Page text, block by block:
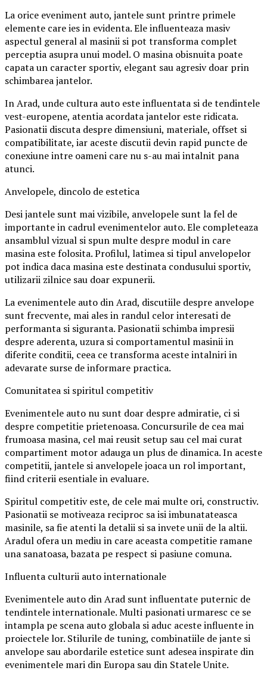
La orice eveniment auto, jantele sunt printre primele
elemente care ies in evidenta. Ele influenteaza masiv
aspectul general al masinii si pot transforma complet
perceptia asupra unui model. O masina obisnuita poate
capata un caracter sportiv, elegant sau agresiv doar prin
schimbarea jantelor.
In Arad, unde cultura auto este influentata si de tendintele
vest-europene, atentia acordata jantelor este ridicata.
Pasionatii discuta despre dimensiuni, materiale, offset si
compatibilitate, iar aceste discutii devin rapid puncte de
conexiune intre oameni care nu s-au mai intalnit pana
atunci.
Anvelopele, dincolo de estetica
Desi jantele sunt mai vizibile, anvelopele sunt la fel de
importante in cadrul evenimentelor auto. Ele completeaza
ansamblul vizual si spun multe despre modul in care
masina este folosita. Profilul, latimea si tipul anvelopelor
pot indica daca masina este destinata condusului sportiv,
utilizarii zilnice sau doar expunerii.
La evenimentele auto din Arad, discutiile despre anvelope
sunt frecvente, mai ales in randul celor interesati de
performanta si siguranta. Pasionatii schimba impresii
despre aderenta, uzura si comportamentul masinii in
diferite conditii, ceea ce transforma aceste intalniri in
adevarate surse de informare practica.
Comunitatea si spiritul competitiv
Evenimentele auto nu sunt doar despre admiratie, ci si
despre competitie prietenoasa. Concursurile de cea mai
frumoasa masina, cel mai reusit setup sau cel mai curat
compartiment motor adauga un plus de dinamica. In aceste
competitii, jantele si anvelopele joaca un rol important,
fiind criterii esentiale in evaluare.
Spiritul competitiv este, de cele mai multe ori, constructiv.
Pasionatii se motiveaza reciproc sa isi imbunatateasca
masinile, sa fie atenti la detalii si sa invete unii de la altii.
Aradul ofera un mediu in care aceasta competitie ramane
una sanatoasa, bazata pe respect si pasiune comuna.
Influenta culturii auto internationale
Evenimentele auto din Arad sunt influentate puternic de
tendintele internationale. Multi pasionati urmaresc ce se
intampla pe scena auto globala si aduc aceste influente in
proiectele lor. Stilurile de tuning, combinatiile de jante si
anvelope sau abordarile estetice sunt adesea inspirate din
evenimentele mari din Europa sau din Statele Unite.